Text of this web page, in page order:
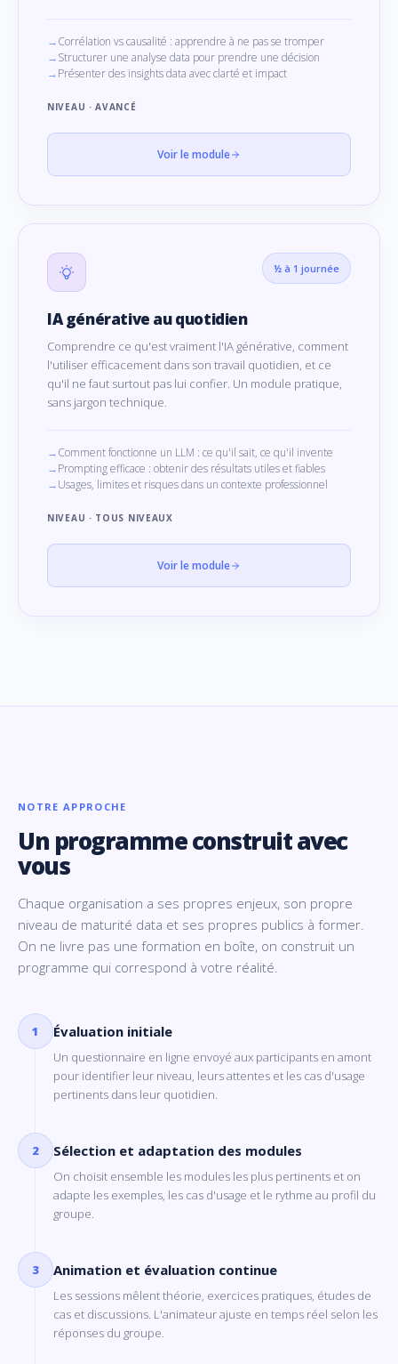
Corrélation vs causalité : apprendre à ne pas se tromper
Structurer une analyse data pour prendre une décision
Présenter des insights data avec clarté et impact
NIVEAU · AVANCÉ
Voir le module
½ à 1 journée
IA générative au quotidien
Comprendre ce qu'est vraiment l'IA générative, comment
l'utiliser efficacement dans son travail quotidien, et ce
qu'il ne faut surtout pas lui confier. Un module pratique,
sans jargon technique.
Comment fonctionne un LLM : ce qu'il sait, ce qu'il invente
Prompting efficace : obtenir des résultats utiles et fiables
Usages, limites et risques dans un contexte professionnel
NIVEAU · TOUS NIVEAUX
Voir le module
NOTRE APPROCHE
Un programme construit avec
vous
Chaque organisation a ses propres enjeux, son propre
niveau de maturité data et ses propres publics à former.
On ne livre pas une formation en boîte, on construit un
programme qui correspond à votre réalité.
1 Évaluation initiale
Un questionnaire en ligne envoyé aux participants en amont
pour identifier leur niveau, leurs attentes et les cas d'usage
pertinents dans leur quotidien.
2 Sélection et adaptation des modules
On choisit ensemble les modules les plus pertinents et on
adapte les exemples, les cas d'usage et le rythme au profil du
groupe.
3 Animation et évaluation continue
Les sessions mêlent théorie, exercices pratiques, études de
cas et discussions. L'animateur ajuste en temps réel selon les
réponses du groupe.